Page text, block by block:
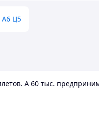
А6 Ц5
А 60 тыс.